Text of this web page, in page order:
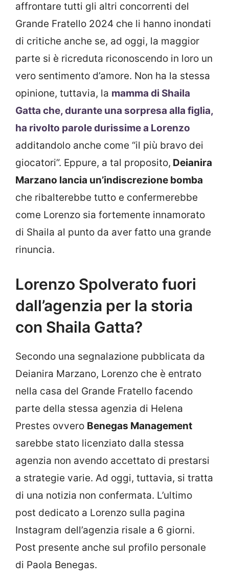
affrontare tutti gli altri concorrenti del
Grande Fratello 2024 che li hanno inondati
di critiche anche se, ad oggi, la maggior
parte si è ricreduta riconoscendo in loro un
vero sentimento d’amore. Non ha la stessa
opinione, tuttavia, la mamma di Shaila
Gatta che, durante una sorpresa alla figlia,
ha rivolto parole durissime a Lorenzo
additandolo anche come “il più bravo dei
giocatori”. Eppure, a tal proposito, Deianira
Marzano lancia un’indiscrezione bomba
che ribalterebbe tutto e confermerebbe
come Lorenzo sia fortemente innamorato
di Shaila al punto da aver fatto una grande
rinuncia.
Lorenzo Spolverato fuori
dall’agenzia per la storia
con Shaila Gatta?
Secondo una segnalazione pubblicata da
Deianira Marzano, Lorenzo che è entrato
nella casa del Grande Fratello facendo
parte della stessa agenzia di Helena
Prestes ovvero Benegas Management
sarebbe stato licenziato dalla stessa
agenzia non avendo accettato di prestarsi
a strategie varie. Ad oggi, tuttavia, si tratta
di una notizia non confermata. L’ultimo
post dedicato a Lorenzo sulla pagina
Instagram dell’agenzia risale a 6 giorni.
Post presente anche sul profilo personale
di Paola Benegas.